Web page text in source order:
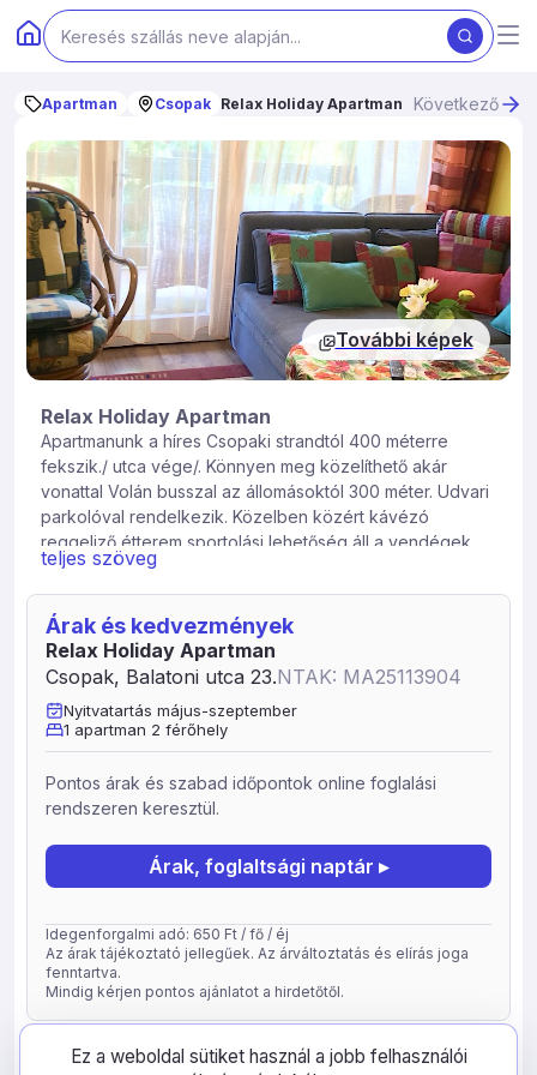
Apartman Csopak Relax Holiday Apartman Következő
További képek
Relax Holiday Apartman
Apartmanunk a híres Csopaki strandtól 400 méterre
fekszik./ utca vége/. Könnyen meg közelíthető akár
vonattal Volán busszal az állomásoktól 300 méter. Udvari
parkolóval rendelkezik. Közelben közért kávézó
reggeliző étterem sportolási lehetőség áll a vendégek
rendelkezésére.
választották meg. Kék Hullám zászló minősítésen. Belépő
jegyet, Csopak kártyával kedvezményesen lehet
igénybe venni. 2025.Julius 01 től. Az apartman felszerelt
konyhával, berendezett erkéllyel. 2 fő elszállásolására
kényelmes.
Csendes kerti kilátással. Könnyen meg közelíthető
Balatonfüred, /4 km/Tihany látni valói. Bicikli út végig ki
épített. Ezen kívül rengeteg program várja az ide
látogatókat a környéken. Szeretettel várjuk kedves
vendégeinket pihenjen töltődjön nálunk szabadsága
alatt. “ Csopak mert szeretjük Szlogenünk
Extra szolgáltatások: kerthelyiség, saját kerékpártároló,
grillezési lehetőség.
A szállashely típusa: apartman
Földszinti erkélyes 2 fős apartman 1 hálótérrel
teljes szöveg
Árak és kedvezmények
Relax Holiday Apartman
Csopak, Balatoni utca 23.NTAK: MA25113904
Nyitvatartás május-szeptember
1 apartman 2 férőhely
Pontos árak és szabad időpontok online foglalási
rendszeren keresztül.
Árak, foglaltsági naptár ▸
Idegenforgalmi adó: 650 Ft / fő / éj
Az árak tájékoztató jellegűek. Az árváltoztatás és elírás joga
fenntartva.
Mindig kérjen pontos ajánlatot a hirdetőtől.
frissítve: 2026-05-05
Ez a weboldal sütiket használ a jobb felhasználói